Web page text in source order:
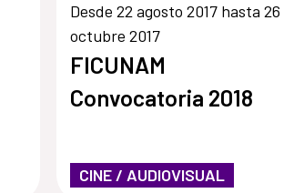
Desde 22 agosto 2017 hasta 26
octubre 2017
FICUNAM
Convocatoria 2018
CINE / AUDIOVISUAL